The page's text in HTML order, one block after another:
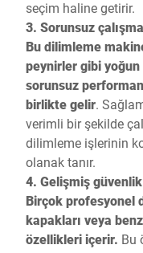
seçim haline getirir.
3. Sorunsuz
Bu dilimleme
peynirler gibi
sorunsuz
birlikte gelir.
verimli bir şekilde
dilimleme işlerinin
olanak tanır.
4. Gelişmiş
Birçok profesyonel
kapakları veya
özellikleri içerir. Bu